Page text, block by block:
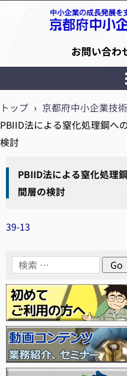
京都府中小企業技術センター
お問い合わ
トップ › 京都府中小企業技
PBIID法による窒化処理鋼へ
検討
PBIID法による窒化処理
間層の検討
39-13